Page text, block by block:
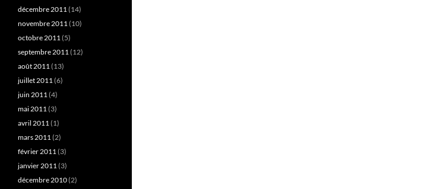
décembre 2011(14)
novembre 2011(10)
octobre 2011(5)
septembre 2011(12)
août 2011(13)
juillet 2011(6)
juin 2011(4)
mai 2011(3)
avril 2011(1)
mars 2011(2)
février 2011(3)
janvier 2011(3)
décembre 2010(2)